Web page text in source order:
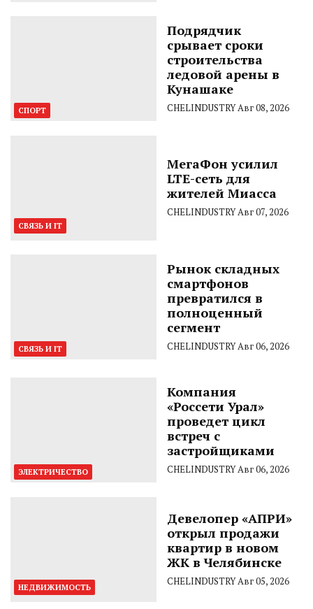
СПОРТ
Подрядчик
срывает сроки
строительства
ледовой арены в
Кунашаке
CHELINDUSTRYАвг 08, 2026
СВЯЗЬ И IT
МегаФон усилил
LTE-сеть для
жителей Миасса
CHELINDUSTRYАвг 07, 2026
СВЯЗЬ И IT
Рынок складных
смартфонов
превратился в
полноценный
сегмент
CHELINDUSTRYАвг 06, 2026
ЭЛЕКТРИЧЕСТВО
Компания
«Россети Урал»
проведет цикл
встреч с
застройщиками
CHELINDUSTRYАвг 06, 2026
НЕДВИЖИМОСТЬ
Девелопер «АПРИ»
открыл продажи
квартир в новом
ЖК в Челябинске
CHELINDUSTRYАвг 05, 2026